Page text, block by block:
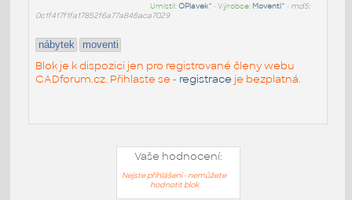
Umístil:OPlavek^ • Výrobce: Moventi^ • md5:
0c1f417f1fa17852f6a77a846aca7029
nábytek moventi
Blok je k dispozici jen pro registrované členy webu
CADforum.cz. Přihlaste se - registrace je bezplatná.
Vaše hodnocení:
Nejste přihlášeni - nemůžete
hodnotit blok